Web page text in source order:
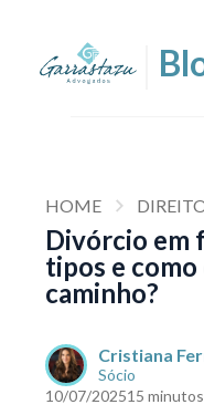
HOME
Divórcio em
tipos e
caminho?
Cristiana
Sócio
10/07/202515